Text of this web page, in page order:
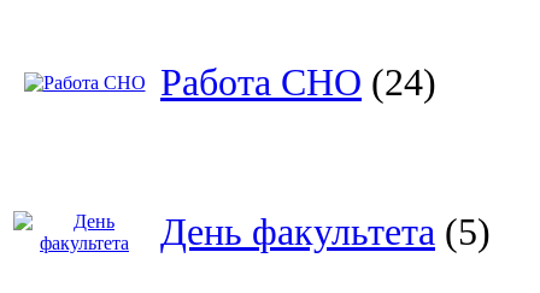
Работа СНО (24)
День факультета (5)